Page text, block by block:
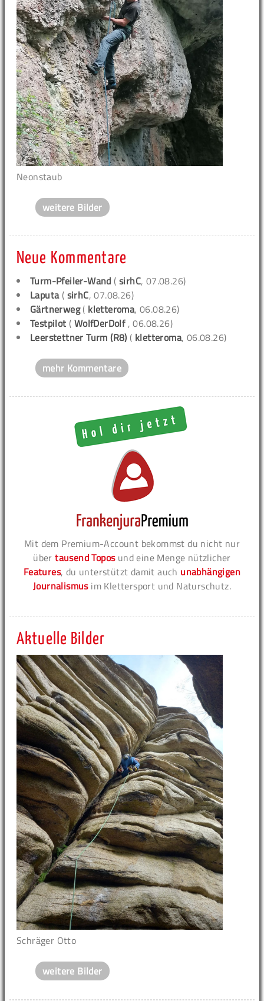
Neonstaub
weitere Bilder
Neue Kommentare
Turm-Pfeiler-Wand (sirhC, 07.08.26)
Laputa( sirhC, 07.08.26)
Gärtnerweg( kletteroma, 06.08.26)
Testpilot ( WolfDerDolf , 06.08.26)
Leerstettner Turm (R8) ( kletteroma, 06.08.26)
mehr Kommentare
Mit dem Premium-Account bekommst du nicht nur
übertausend Toposund eine Menge nützlicher
Features, du unterstützt damit auch unabhängigen
Journalismusim Klettersport und Naturschutz.
Aktuelle Bilder
Schräger Otto
weitere Bilder